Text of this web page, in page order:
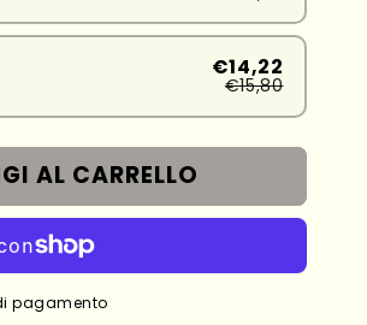
€14,22
€15,80
AL CARRELLO
pagamento